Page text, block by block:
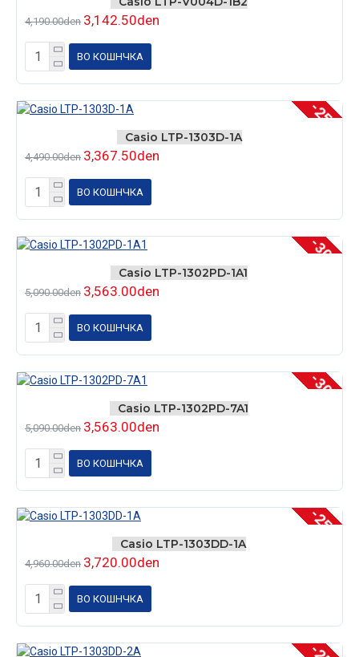
4,190.00den 3,142.50den
ВО КОШНЧКА
-25 %
Casio LTP-1303D-1A
4,490.00den 3,367.50den
ВО КОШНЧКА
-30 %
Casio LTP-1302PD-1A1
5,090.00den 3,563.00den
ВО КОШНЧКА
-30 %
Casio LTP-1302PD-7A1
5,090.00den 3,563.00den
ВО КОШНЧКА
-25 %
Casio LTP-1303DD-1A
4,960.00den 3,720.00den
ВО КОШНЧКА